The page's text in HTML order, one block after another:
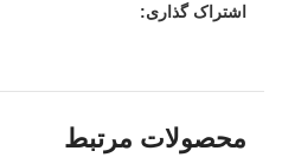
اشتراک گذاری:
محصولات مرتبط